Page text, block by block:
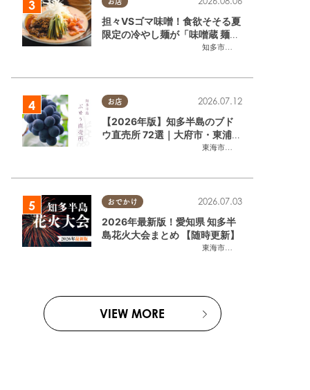
知多市
,半田市
担々VSゴマ味噌！食欲そそる夏
限定の冷やし麺が「味噌蔵 麺四
朗 半田店・知多店」で登場／ち
お店
東海市
,大府市
2026.07.12
【2026年版】知多半島のブド
ウ直売所 72選｜大府市・東浦町
ほかエリア別に一挙紹介
おでかけ
東海市
,大府市
2026.07.03
2026年最新版！愛知県 知多半
島花火大会まとめ 【随時更新】
VIEW MORE